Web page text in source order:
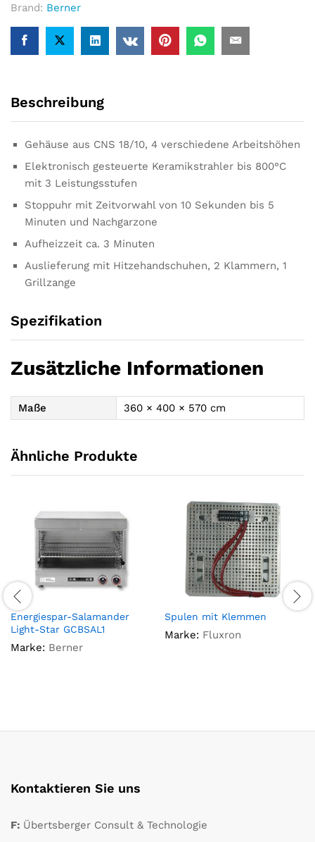
Brand: Berner
Beschreibung
Gehäuse aus CNS 18/10, 4 verschiedene Arbeitshöhen
Elektronisch gesteuerte Keramikstrahler bis 800°C
mit 3 Leistungsstufen
Stoppuhr mit Zeitvorwahl von 10 Sekunden bis 5
Minuten und Nachgarzone
Aufheizzeit ca. 3 Minuten
Auslieferung mit Hitzehandschuhen, 2 Klammern, 1
Grillzange
Spezifikation
Zusätzliche Informationen
Maße 360 × 400 × 570 cm
Ähnliche Produkte
Energiespar-Salamander
Light-Star GCBSAL1
Marke: Berner
Spulen mit Klemmen
Marke: Fluxron
Kontaktieren Sie uns
F: Übertsberger Consult & Technologie